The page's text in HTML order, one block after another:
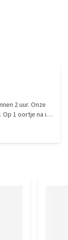
uur. Onze
oortje na is